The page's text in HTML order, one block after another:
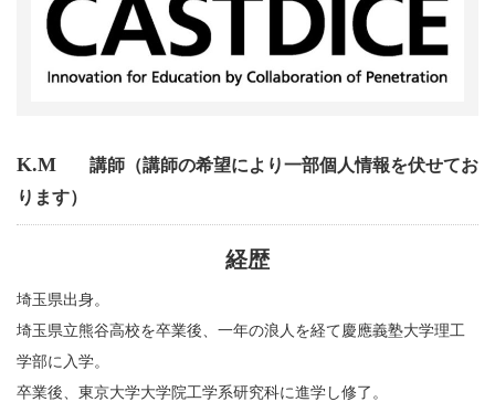
K.M
講師（講師の希望により一部個人情報を伏せてお
ります）
経歴
埼玉県出身。
埼玉県立熊谷高校を卒業後、一年の浪人を経て慶應義塾大学理工
学部に入学。
卒業後、東京大学大学院工学系研究科に進学し修了。